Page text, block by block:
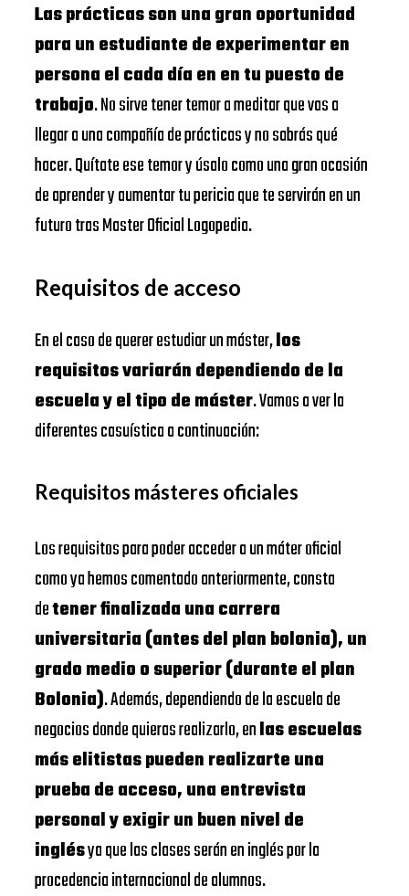
Las prácticas son una gran oportunidad
para un estudiante de experimentar en
persona el cada día en en tu puesto de
trabajo. No sirve tener temor a meditar que vas a
llegar a una compañía de prácticas y no sabrás qué
hacer. Quítate ese temor y úsalo como una gran ocasión
de aprender y aumentar tu pericia que te servirán en un
futuro tras Master Oficial Logopedia.
Requisitos de acceso
En el caso de querer estudiar un máster,los
requisitos variarán dependiendo de la
escuela y el tipo de máster. Vamos a ver la
diferentes casuística a continuación:
Requisitos másteres oficiales
Los requisitos para poder acceder a un máter oficial
como ya hemos comentado anteriormente, consta
detener finalizada una carrera
universitaria (antes del plan bolonia), un
grado medio o superior (durante el plan
Bolonia). Además, dependiendo de la escuela de
negocios donde quieras realizarlo, enlas escuelas
más elitistas pueden realizarte una
prueba de acceso, una entrevista
personal y exigir un buen nivel de
inglésya que las clases serán en inglés por la
procedencia internacional de alumnos.